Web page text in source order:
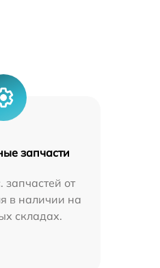
запчасти
запчастей от
в наличии на
складах.